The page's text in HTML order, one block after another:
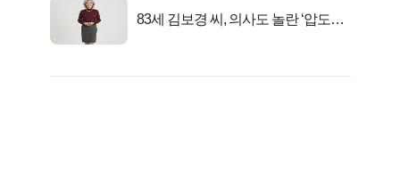
83세 김보경 씨, 의사도 놀란 ‘압도적